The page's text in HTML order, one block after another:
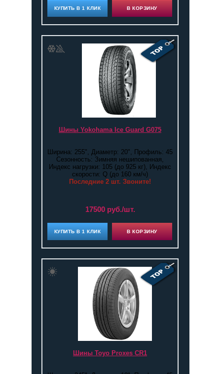
КУПИТЬ В 1 КЛИК В КОРЗИНУ
Шины Yokohama Ice Guard G075
Ширина: 255", Диаметр: 20", Профиль: 45
Сезонность: Зимняя нешипованная,
Индекс нагрузки: 105 (до 925 кг), Индекс
скорости: Q (до 160 км/ч)
Последние 2 шт. Звоните!
17500 руб./шт.
КУПИТЬ В 1 КЛИК В КОРЗИНУ
Шины Toyo Proxes CR1